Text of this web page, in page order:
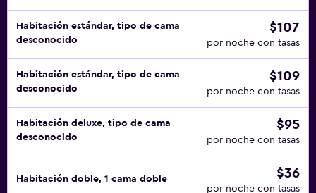
Habitación estándar, tipo de cama
desconocido
$107
por noche con tasas
Habitación estándar, tipo de cama
desconocido
$109
por noche con tasas
Habitación deluxe, tipo de cama
desconocido
$95
por noche con tasas
Habitación doble, 1 cama doble $36
por noche con tasas